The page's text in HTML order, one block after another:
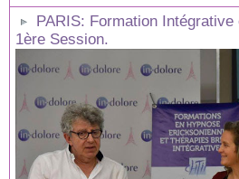
PARIS: Formation
1ère Session.